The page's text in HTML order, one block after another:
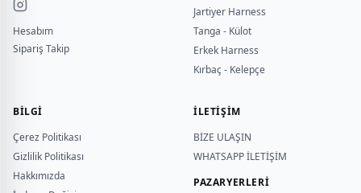
Hesabım
Sipariş Takip
Jartiyer Harness
Tanga - Külot
Erkek Harness
Kırbaç - Kelepçe
BILGI
Çerez Politikası
Gizlilik Politikası
Hakkımızda
İLETİŞİM
BİZE ULAŞIN
WHATSAPP İLETİŞİM
PAZARYERLERİ